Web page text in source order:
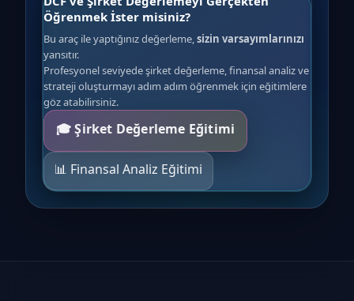
Öğrenmek İster misiniz?
Bu araç ile yaptığınız değerleme, sizin varsayımlarınızı
yansıtır.
Profesyonel seviyede şirket değerleme, finansal analiz ve
strateji oluşturmayı adım adım öğrenmek için eğitimlere
göz atabilirsiniz.
🎓 Şirket Değerleme Eğitimi
📊 Finansal Analiz Eğitimi